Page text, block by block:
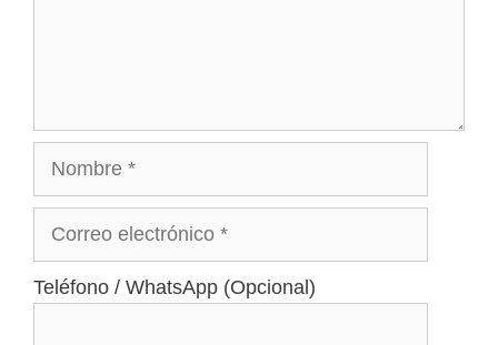
Nombre
Teléfono / WhatsApp (Opcional)